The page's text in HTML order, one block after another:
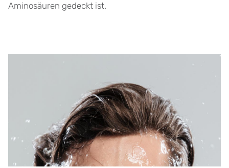
Aminosäuren gedeckt ist.